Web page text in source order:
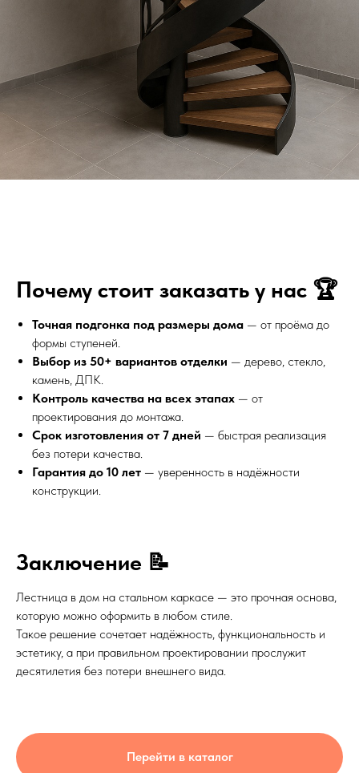
Почему стоит заказать у нас 🏆
Точная подгонка под размеры дома — от проёма до
формы ступеней.
Выбор из 50+ вариантов отделки — дерево, стекло,
камень, ДПК.
Контроль качества на всех этапах — от
проектирования до монтажа.
Срок изготовления от 7 дней — быстрая реализация
без потери качества.
Гарантия до 10 лет — уверенность в надёжности
конструкции.
Заключение 📝
Лестница в дом на стальном каркасе — это прочная основа,
которую можно оформить в любом стиле.
Такое решение сочетает надёжность, функциональность и
эстетику, а при правильном проектировании прослужит
десятилетия без потери внешнего вида.
Перейти в каталог